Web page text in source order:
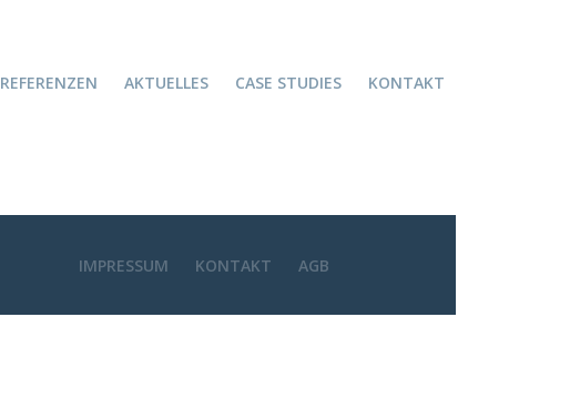
REFERENZEN AKTUELLES CASE STUDIES KONTAKT
IMPRESSUM KONTAKT AGB